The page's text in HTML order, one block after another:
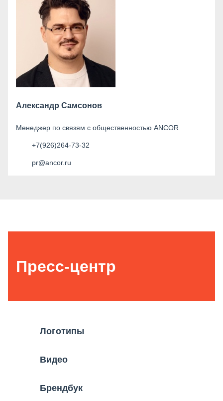
Александр Самсонов
Менеджер по связям с общественностью ANCOR
+7(926)264-73-32
pr@ancor.ru
Пресс-центр
Логотипы
Видео
Брендбук